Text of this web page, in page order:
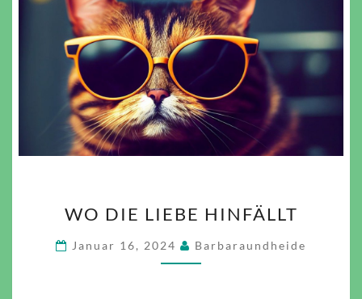
DIE
LIEBE
HINFÄLLT
WO DIE LIEBE HINFÄLLT
Januar 16, 2024 Barbaraundheide